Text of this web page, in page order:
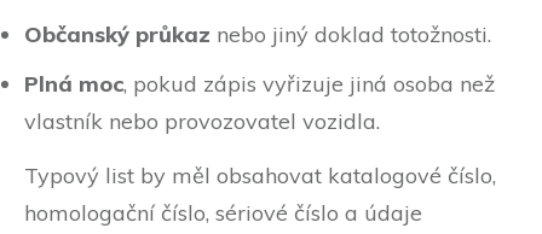
Občanský průkaz nebo jiný doklad totožnosti.
Plná moc, pokud zápis vyřizuje jiná osoba než
vlastník nebo provozovatel vozidla.
Typový list by měl obsahovat katalogové číslo,
homologační číslo, sériové číslo a údaje